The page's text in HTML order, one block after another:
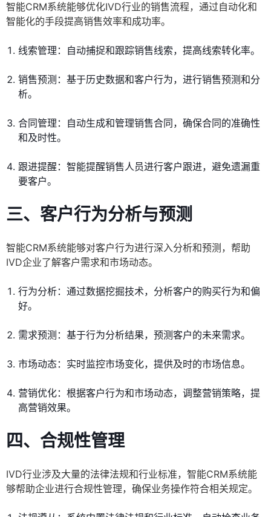
智能CRM系统能够优化IVD行业的销售流程，通过自动化和
智能化的手段提高销售效率和成功率。
线索管理：自动捕捉和跟踪销售线索，提高线索转化率。
销售预测：基于历史数据和客户行为，进行销售预测和分
析。
合同管理：自动生成和管理销售合同，确保合同的准确性
和及时性。
跟进提醒：智能提醒销售人员进行客户跟进，避免遗漏重
要客户。
三、客户行为分析与预测
智能CRM系统能够对客户行为进行深入分析和预测，帮助
IVD企业了解客户需求和市场动态。
行为分析：通过数据挖掘技术，分析客户的购买行为和偏
好。
需求预测：基于行为分析结果，预测客户的未来需求。
市场动态：实时监控市场变化，提供及时的市场信息。
营销优化：根据客户行为和市场动态，调整营销策略，提
高营销效果。
四、合规性管理
IVD行业涉及大量的法律法规和行业标准，智能CRM系统能
够帮助企业进行合规性管理，确保业务操作符合相关规定。